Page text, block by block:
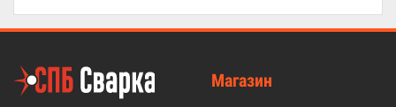
Магазин